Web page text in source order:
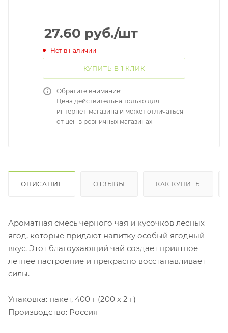
27.60 руб./шт
Нет в наличии
КУПИТЬ В 1 КЛИК
Обратите внимание:
Цена действительна только для
интернет-магазина и может отличаться
от цен в розничных магазинах
ОПИСАНИЕ ОТЗЫВЫ КАК КУПИТЬ
Ароматная смесь черного чая и кусочков лесных
ягод, которые придают напитку особый ягодный
вкус. Этот благоухающий чай создает приятное
летнее настроение и прекрасно восстанавливает
силы.
Упаковка: пакет, 400 г (200 х 2 г)
Производство: Россия